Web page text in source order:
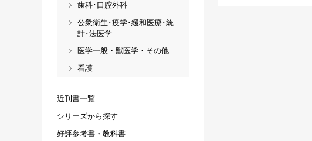
歯科･口腔外科
公衆衛生･疫学･緩和医療･統
計･法医学
医学一般・獣医学・その他
看護
近刊書一覧
シリーズから探す
好評参考書・教科書